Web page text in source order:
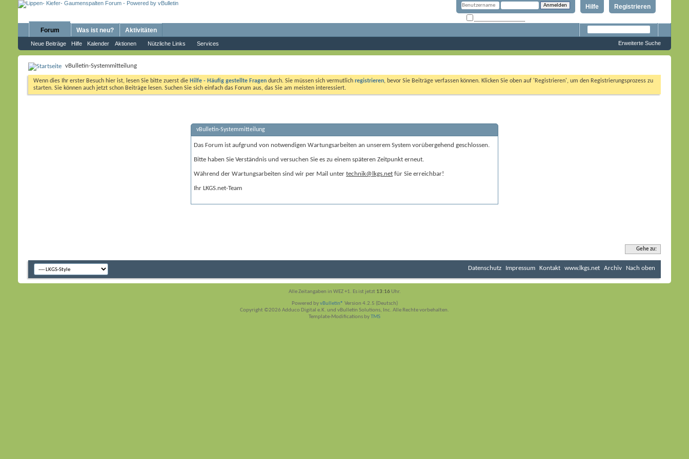
Registrieren
Hilfe
Forum
Neue Beiträge Hilfe Kalender Aktionen Nützliche Links Services
Was ist neu? Aktivitäten
Erweiterte Suche
vBulletin-Systemmitteilung
Wenn dies Ihr erster Besuch hier ist, lesen Sie bitte zuerst die Hilfe - Häufig gestellte Fragen durch. Sie müssen sich vermutlich registrieren, bevor Sie Beiträge verfassen können. Klicken Sie oben auf 'Registrieren', um den Registrierungsprozess zu
starten. Sie können auch jetzt schon Beiträge lesen. Suchen Sie sich einfach das Forum aus, das Sie am meisten interessiert.
vBulletin-Systemmitteilung
Das Forum ist aufgrund von notwendigen Wartungsarbeiten an unserem System vorübergehend geschlossen.
Bitte haben Sie Verständnis und versuchen Sie es zu einem späteren Zeitpunkt erneut.
Während der Wartungsarbeiten sind wir per Mail unter technik@lkgs.net für Sie erreichbar!
Ihr LKGS.net-Team
Gehe zu:
Datenschutz Impressum Kontakt www.lkgs.net Archiv Nach oben
Alle Zeitangaben in WEZ +1. Es ist jetzt 13:16 Uhr.
Powered byvBulletin® Version 4.2.5 (Deutsch)
Copyright ©2026 Adduco Digital e.K. und vBulletin Solutions, Inc. Alle Rechte vorbehalten.
Template-Modifications byTMS